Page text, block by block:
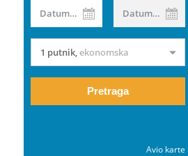
Datum od Datum do
1 putnik,ekonomska
Pretraga
Avio karte